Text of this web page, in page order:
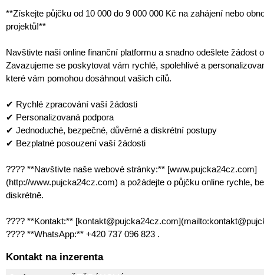
**Získejte půjčku od 10 000 do 9 000 000 Kč na zahájení nebo
projektů!**
Navštivte naši online finanční platformu a snadno odešlete žádost
Zavazujeme se poskytovat vám rychlé, spolehlivé a
které vám pomohou dosáhnout vašich cílů.
✔ Rychlé zpracování vaší žádosti
✔ Personalizovaná podpora
✔ Jednoduché, bezpečné, důvěrné a diskrétní postupy
✔ Bezplatné posouzení vaší žádosti
???? **Navštivte naše webové stránky:** [www.pujcka24cz.com]
(http://www.pujcka24cz.com) a požádejte o půjčku online rychle,
diskrétně.
???? **Kontakt:**
???? **WhatsApp:** +420 737 096 823 .
Kontakt na inzerenta